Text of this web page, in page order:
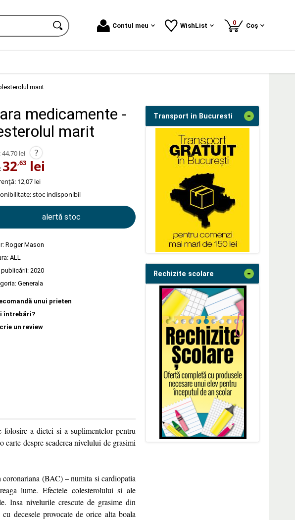
Contul meu WishList 0produse
Coș
marit
medicamente -
marit
44,70 lei ?
32,63 lei
12,07 lei
stoc indisponibil
alertă stoc
Roger Mason
ALL
publicării:2020
Generala
unui prieten
întrebări?
un review
a dietei si a suplimentelor pentru
carte despre scaderea nivelului de grasimi
coronariana (BAC) – numita si cardiopatia
lume. Efectele colesterolului si ale
Insa nivelurile crescute de grasime din
decesele provocate de orice alta boala
Transport in Bucuresti -
Rechizite scolare -